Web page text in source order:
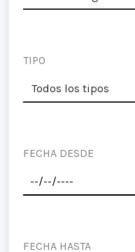
TIPO
FECHA DESDE
FECHA HASTA